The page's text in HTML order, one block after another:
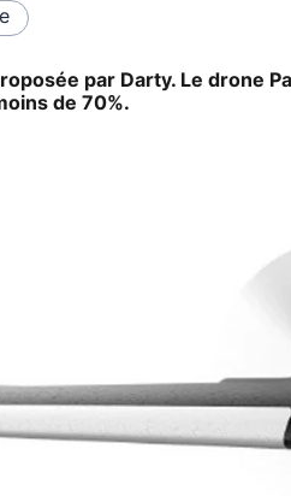
par Darty. Le drone
de 70%.